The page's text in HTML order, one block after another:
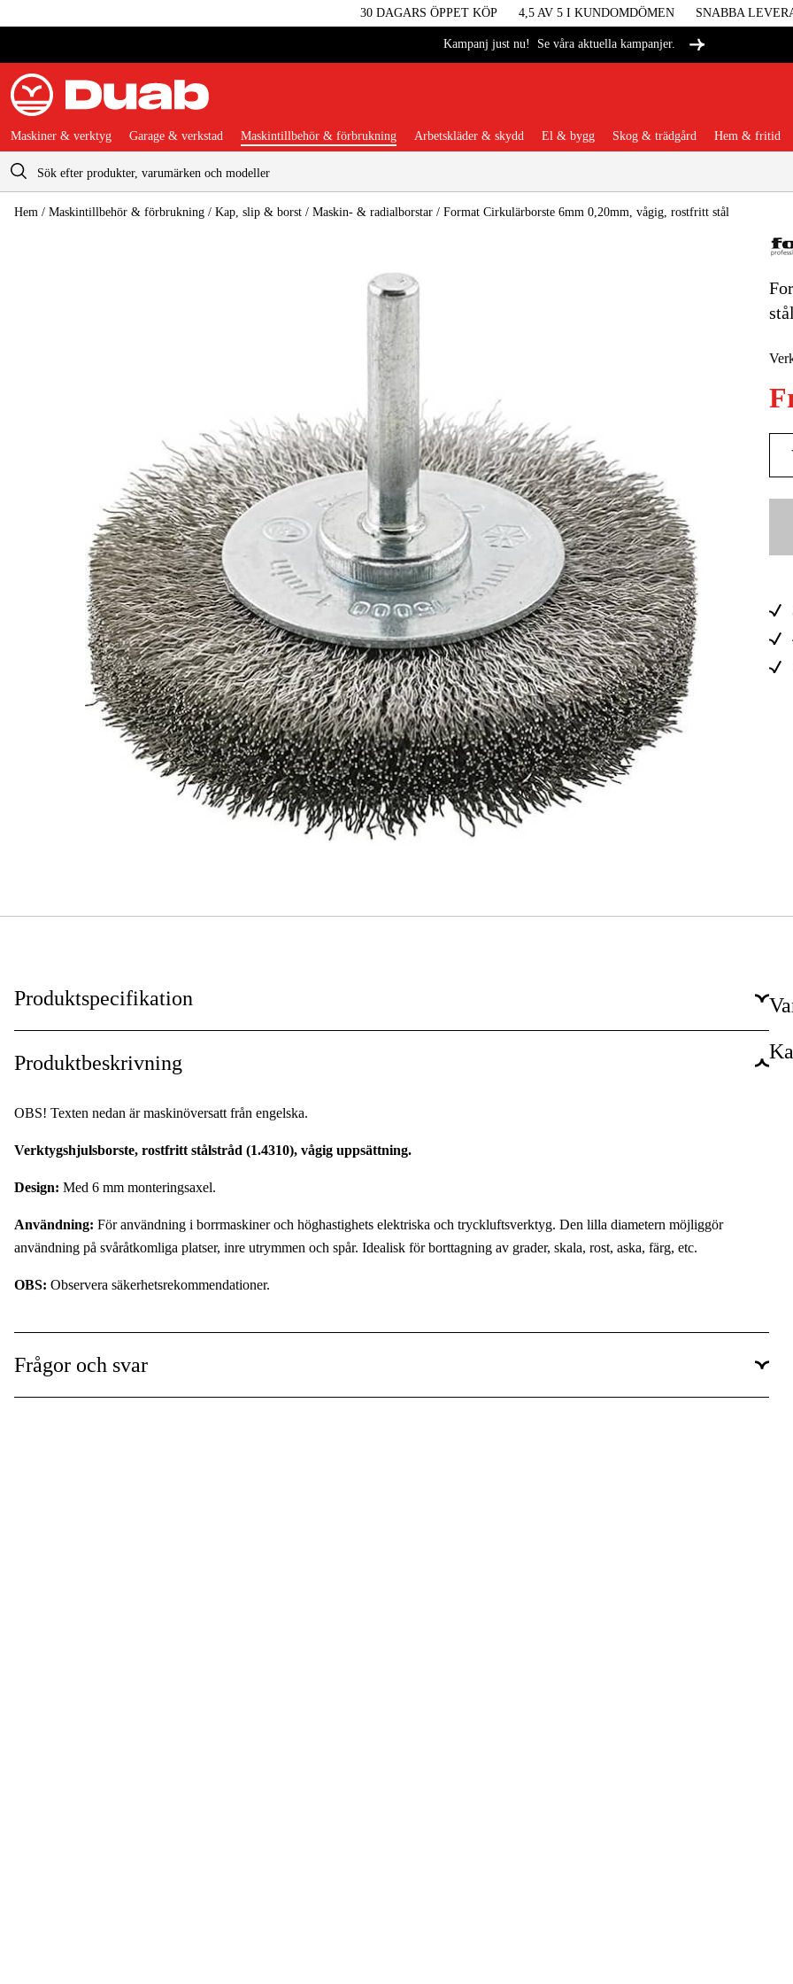
30 DAGARS ÖPPET KÖP 4,5 AV 5 I KUNDOMDÖMEN SNABBA
Kampanj just nu! Se våra aktuella kampanjer.
Varukorg Populära kategorier
Maskiner
Skog &
Maskiner & verktyg Garage & verkstad Maskintillbehör & förbrukning Arbetskläder & skydd El & bygg Skog & trädgård Hem & fritid
Hem / Maskintillbehör & förbrukning / Kap, slip & borst / Maskin- & radialborstar / Format Cirkulärborste 6mm 0,20mm, vågig, rostfritt stål
stål
Produktspecifikation
Typ av skaft/fäste:
Cylindriskt
Produktbeskrivning
OBS! Texten nedan är maskinöversatt från engelska.
Verktygshjulsborste, rostfritt stålstråd (1.4310), vågig uppsättning.
Design: Med 6 mm monteringsaxel.
Användning: För användning i borrmaskiner och höghastighets elektriska och tryckluftsverktyg. Den lilla diametern möjliggör
användning på svåråtkomliga platser, inre utrymmen och spår. Idealisk för borttagning av grader, skala, rost, aska, färg, etc.
OBS: Observera säkerhetsrekommendationer.
Frågor och svar